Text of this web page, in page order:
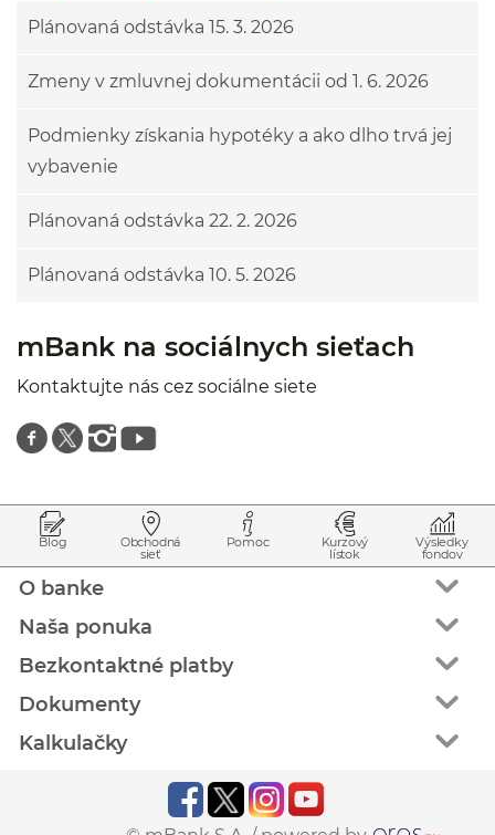
Plánovaná odstávka 15. 3. 2026
Zmeny v zmluvnej dokumentácii od 1. 6. 2026
Podmienky získania hypotéky a ako dlho trvá jej
vybavenie
Plánovaná odstávka 22. 2. 2026
Plánovaná odstávka 10. 5. 2026
mBank na sociálnych sieťach
Kontaktujte nás cez sociálne siete
Znajdź nas na facebooku
Znajdź nas na twitterze
Znajdź nas na instagramie
Znajdź nas na youtube
Prejsť na začiatok stránky
Preskočiť na začiatok obsahu
Blog Obchodná
sieť
Pomoc Kurzový
lístok
Výsledky
fondov
O banke
Naša ponuka
Bezkontaktné platby
Dokumenty
Kalkulačky